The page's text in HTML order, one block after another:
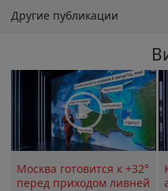
Другие публикации
Москва готовится к +32°
перед приходом ливней